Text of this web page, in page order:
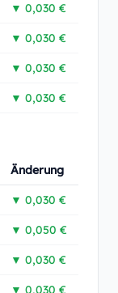
▼ 0,030 €
▼ 0,030 €
▼ 0,030 €
▼ 0,030 €
Änderung
▼ 0,030 €
▼ 0,050 €
▼ 0,030 €
▼ 0,030 €